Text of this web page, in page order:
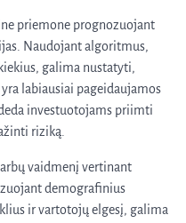
priemone prognozuojant
Naudojant algoritmus,
galima nustatyti,
labiausiai pageidaujamos
investuotojams priimti
riziką.
vaidmenį vertinant
demografinius
ir vartotojų elgesį, galima